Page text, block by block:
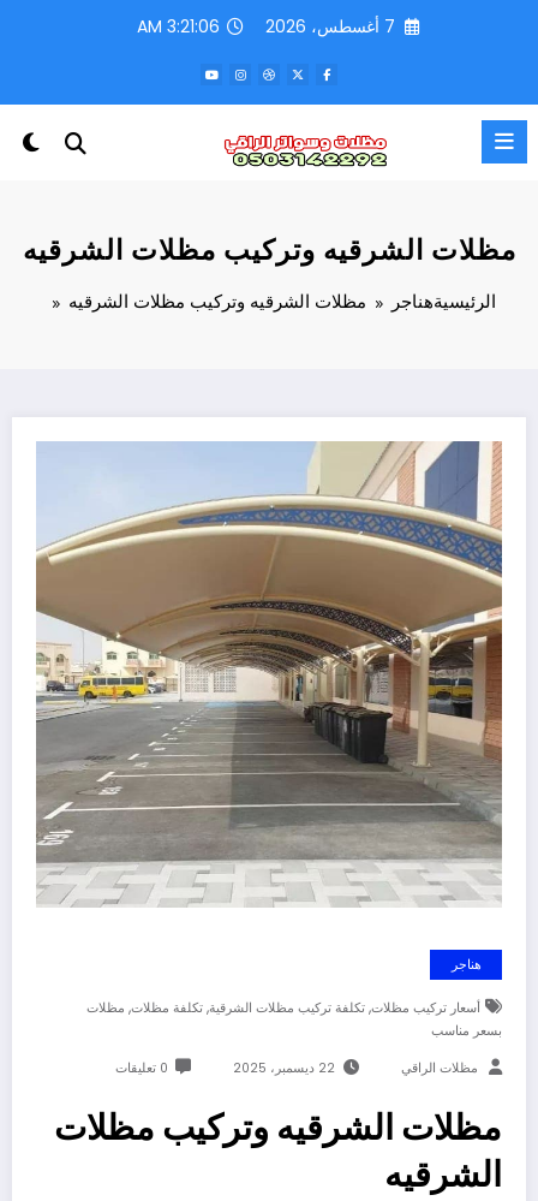
7 أغسطس، 2026 3:21:08 AM
مظلات الشرقيه وتركيب مظلات الشرقيه
الرئيسيةهناجر مظلات الشرقيه وتركيب مظلات الشرقيه
هناجر
أسعار تركيب مظلات, تكلفة تركيب مظلات الشرقية, تكلفة مظلات, مظلات
بسعر مناسب
مظلات الراقي 22 ديسمبر، 2025 0 تعليقات
مظلات الشرقيه وتركيب مظلات
الشرقيه